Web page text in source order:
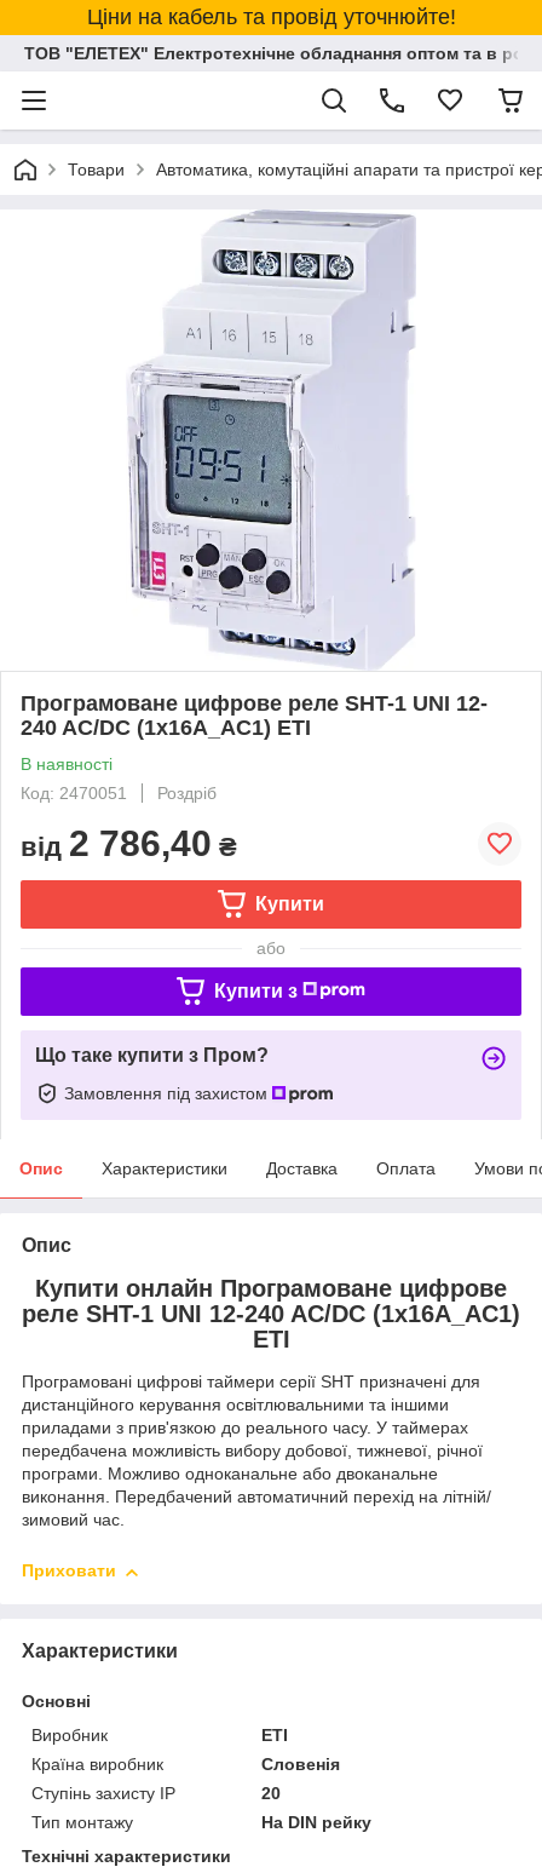
Ціни на кабель та провід уточнюйте!
ТОВ "ЕЛЕТЕХ" Електротехнічне обладнання оптом та в
Товари Автоматика, комутаційні апарати та пристрої
Програмоване цифрове реле SHT-1 UNI 12-
240 AC/DC (1x16A_AC1) ETI
В наявності
Код: 2470051
Роздріб
від 2 786,40 ₴
Купити
або
Купити з
Що таке купити з Пром?
Замовлення під захистом
Опис Характеристики Доставка Оплата Умови
Опис
Купити онлайн Програмоване цифрове
реле SHT-1 UNI 12-240 AC/DC (1x16A_AC1)
ETI
Програмовані цифрові таймери серії SHT призначені для
дистанційного керування освітлювальними та іншими
приладами з прив'язкою до реального часу. У таймерах
передбачена можливість вибору добової, тижневої, річної
програми. Можливо одноканальне або двоканальне
виконання. Передбачений автоматичний перехід на літній/
зимовий час.
Приховати
Характеристики
Основні
Виробник
ETI
Країна виробник
Словенія
Ступінь захисту IP
20
Тип монтажу
На DIN рейку
Технічні характеристики